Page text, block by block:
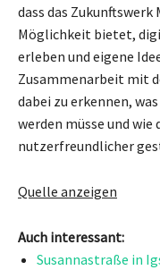
dass das Zukunftswerk
Möglichkeit bietet,
erleben und eigene
Zusammenarbeit mit
dabei zu erkennen,
werden müsse und
nutzerfreundlicher
Quelle anzeigen
Auch interessant:
Susannastraße in